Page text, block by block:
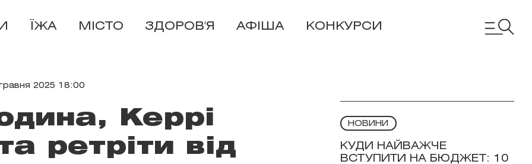
ЇЖА МІСТО ЗДОРОВ'Я АФІША КОНКУРСИ
2025 18:00
Керрі
ретріти від
НОВИНИ
КУДИ НАЙВАЖЧЕ
ВСТУПИТИ НА БЮДЖЕТ: 10